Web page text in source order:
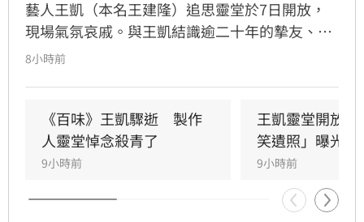
藝人王凱（本名王建隆）追思靈堂於7日開放，
現場氣氛哀戚。與王凱結識逾二十年的摯友、邱
瓈寬特助Jeff現身協助打點後事。由於兩人外貌
助，演藝圈大姐大邱瓈寬展現義氣，主動承擔治
喪事宜並指派Jeff全程留守，陪伴王凱走完人生
最後一程。這場深厚的兄弟情誼與邱瓈寬的溫暖
義舉，成為家屬在面臨驟變時最堅強的後盾，各
界也紛紛對這
8小時前
《百味》王凱驟逝　製作
人靈堂悼念殺青了
9小時前
王凱靈堂開放
笑遺照」曝光
9小時前